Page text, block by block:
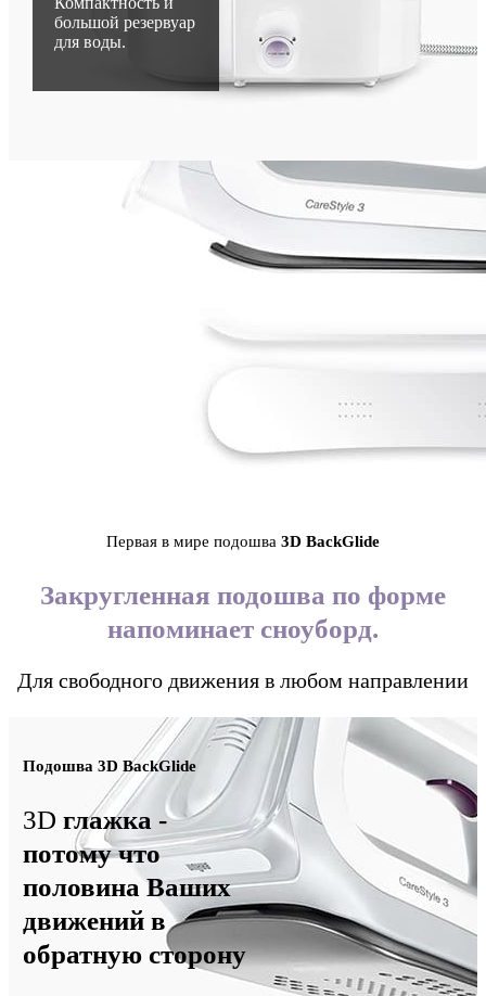
большой резервуар
для воды.
Первая в мире подошва 3D BackGlide
Закругленная подошва по форме
напоминает сноуборд.
Для свободного движения в любом направлении
Подошва 3D BackGlide
3D глажка -
потому что
половина Ваших
движений в
обратную сторону